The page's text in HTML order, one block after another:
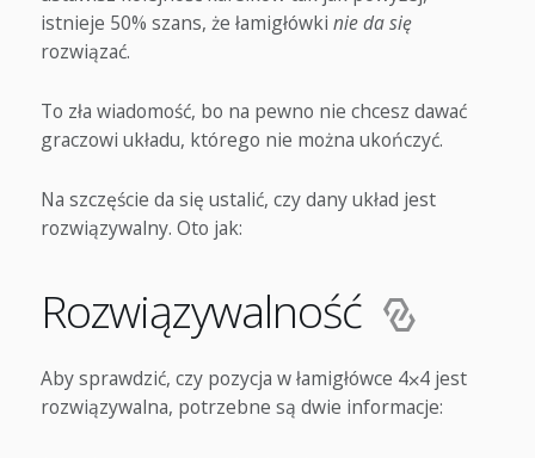
istnieje 50% szans, że łamigłówki nie da się
rozwiązać.
To zła wiadomość, bo na pewno nie chcesz dawać
graczowi układu, którego nie można ukończyć.
Na szczęście da się ustalić, czy dany układ jest
rozwiązywalny. Oto jak:
Rozwiązywalność
Aby sprawdzić, czy pozycja w łamigłówce 4⨉4 jest
rozwiązywalna, potrzebne są dwie informacje: